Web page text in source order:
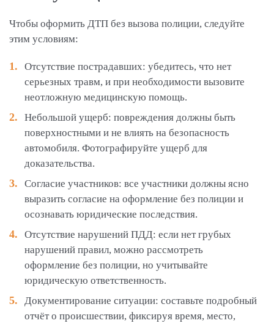
Чтобы оформить ДТП без вызова полиции, следуйте
этим условиям:
Отсутствие пострадавших: убедитесь, что нет
серьезных травм, и при необходимости вызовите
неотложную медицинскую помощь.
Небольшой ущерб: повреждения должны быть
поверхностными и не влиять на безопасность
автомобиля. Фотографируйте ущерб для
доказательства.
Согласие участников: все участники должны ясно
выразить согласие на оформление без полиции и
осознавать юридические последствия.
Отсутствие нарушений ПДД: если нет грубых
нарушений правил, можно рассмотреть
оформление без полиции, но учитывайте
юридическую ответственность.
Документирование ситуации: составьте подробный
отчёт о происшествии, фиксируя время, место,